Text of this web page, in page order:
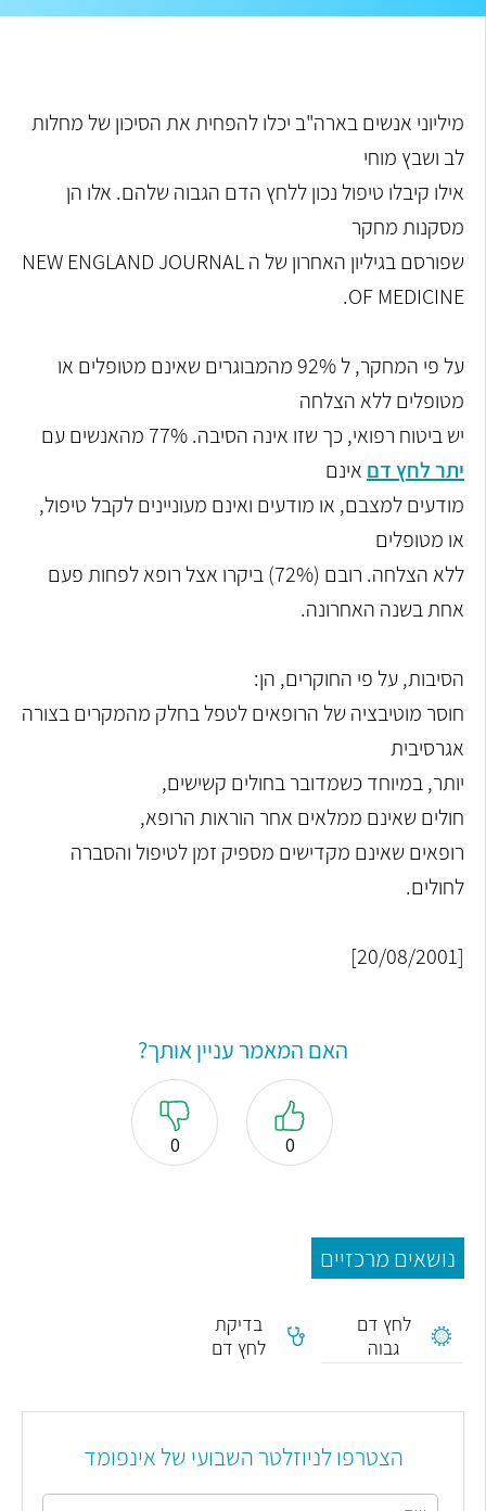
מיליוני אנשים בארה"ב יכלו להפחית את הסיכון של מחלות
לב ושבץ מוחי
אילו קיבלו טיפול נכון ללחץ הדם הגבוה שלהם. אלו הן
מסקנות מחקר
שפורסם בגיליון האחרון של ה NEW ENGLAND JOURNAL
OF MEDICINE.
על פי המחקר, ל 92% מהמבוגרים שאינם מטופלים או
מטופלים ללא הצלחה
יש ביטוח רפואי, כך שזו אינה הסיבה. 77% מהאנשים עם
יתר לחץ דם אינם
מודעים למצבם, או מודעים ואינם מעוניינים לקבל טיפול,
או מטופלים
ללא הצלחה. רובם (72%) ביקרו אצל רופא לפחות פעם
אחת בשנה האחרונה.
הסיבות, על פי החוקרים, הן:
חוסר מוטיבציה של הרופאים לטפל בחלק מהמקרים בצורה
אגרסיבית
יותר, במיוחד כשמדובר בחולים קשישים,
חולים שאינם ממלאים אחר הוראות הרופא,
רופאים שאינם מקדישים מספיק זמן לטיפול והסברה
לחולים.
[20/08/2001]
האם המאמר עניין אותך?
0
0
נושאים מרכזיים
לחץ דם
גבוה
בדיקת
לחץ דם
הצטרפו לניוזלטר השבועי של אינפומד